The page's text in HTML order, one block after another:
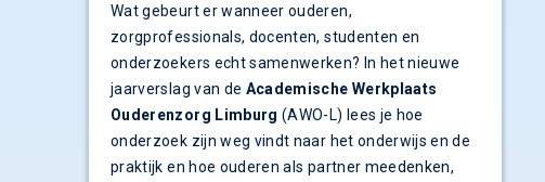
Wat gebeurt er wanneer ouderen,
zorgprofessionals, docenten, studenten en
onderzoekers echt samenwerken? In het nieuwe
jaarverslag van de Academische Werkplaats
Ouderenzorg Limburg(AWO-L) lees je hoe
onderzoek zijn weg vindt naar het onderwijs en de
praktijk en hoe ouderen als partner meedenken,